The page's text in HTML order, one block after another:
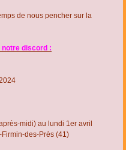
de nous pencher sur la
notre discord :
midi) au lundi 1er avril
des-Près (41)